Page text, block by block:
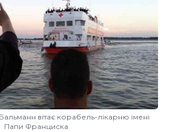
вітає корабель-лікарню імені
Папи Франциска